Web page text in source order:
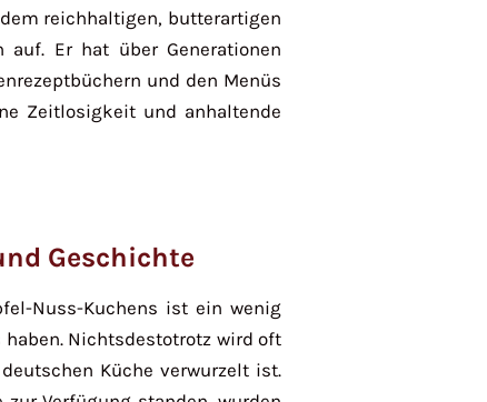
reichhaltigen, butterartigen
auf. Er hat über Generationen
und den Menüs
Zeitlosigkeit und anhaltende
Geschichte
Nuss-Kuchens ist ein wenig
haben. Nichtsdestotrotz wird oft
Küche verwurzelt ist.